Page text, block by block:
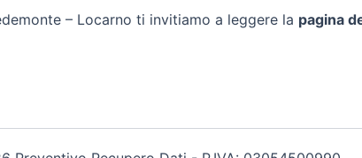
– Locarno ti invitiamo a leggere la pagina